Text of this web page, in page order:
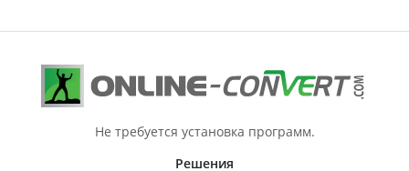
Не требуется установка программ.
Решения